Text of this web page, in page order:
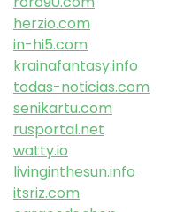
herzio.com
in-hi5.com
krainafantasy.info
todas-noticias.com
senikartu.com
rusportal.net
watty.io
livinginthesun.info
itsriz.com